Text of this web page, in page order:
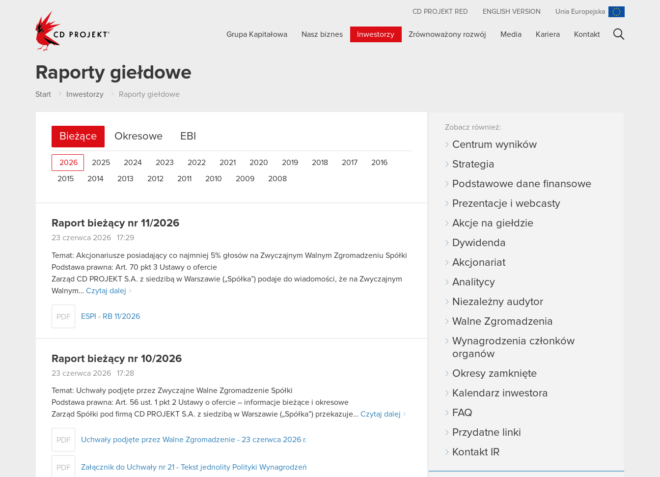
CD PROJEKT RED ENGLISH VERSION Unia Europejska
Grupa Kapitałowa Nasz biznes Inwestorzy Zrównoważony rozwój Media Kariera Kontakt
Raporty giełdowe
Start Inwestorzy Raporty giełdowe
Bieżące Okresowe EBI
2026 2025 2024 2023 2022 2021 2020 2019 2018 2017 2016
2015 2014 2013 2012 2011 2010 2009 2008
Raport bieżący nr 11/2026
23 czerwca 2026 17:29
Temat: Akcjonariusze posiadający co najmniej 5% głosów na Zwyczajnym Walnym Zgromadzeniu Spółki
Podstawa prawna: Art. 70 pkt 3 Ustawy o ofercie
Zarząd CD PROJEKT S.A. z siedzibą w Warszawie („Spółka”) podaje do wiadomości, że na Zwyczajnym
Walnym… Czytaj dalej
PDF ESPI - RB 11/2026
Raport bieżący nr 10/2026
23 czerwca 2026 17:28
Temat: Uchwały podjęte przez Zwyczajne Walne Zgromadzenie Spółki
Podstawa prawna: Art. 56 ust. 1 pkt 2 Ustawy o ofercie – informacje bieżące i okresowe
Zarząd Spółki pod firmą CD PROJEKT S.A. z siedzibą w Warszawie („Spółka”) przekazuje… Czytaj dalej
PDF Uchwały podjęte przez Walne Zgromadzenie - 23 czerwca 2026 r.
PDF Załącznik do Uchwały nr 21 - Tekst jednolity Polityki Wynagrodzeń
Zobacz również:
Centrum wyników
Strategia
Podstawowe dane finansowe
Prezentacje i webcasty
Akcje na giełdzie
Dywidenda
Akcjonariat
Analitycy
Niezależny audytor
Walne Zgromadzenia
Wynagrodzenia członków
organów
Okresy zamknięte
Kalendarz inwestora
FAQ
Przydatne linki
Kontakt IR